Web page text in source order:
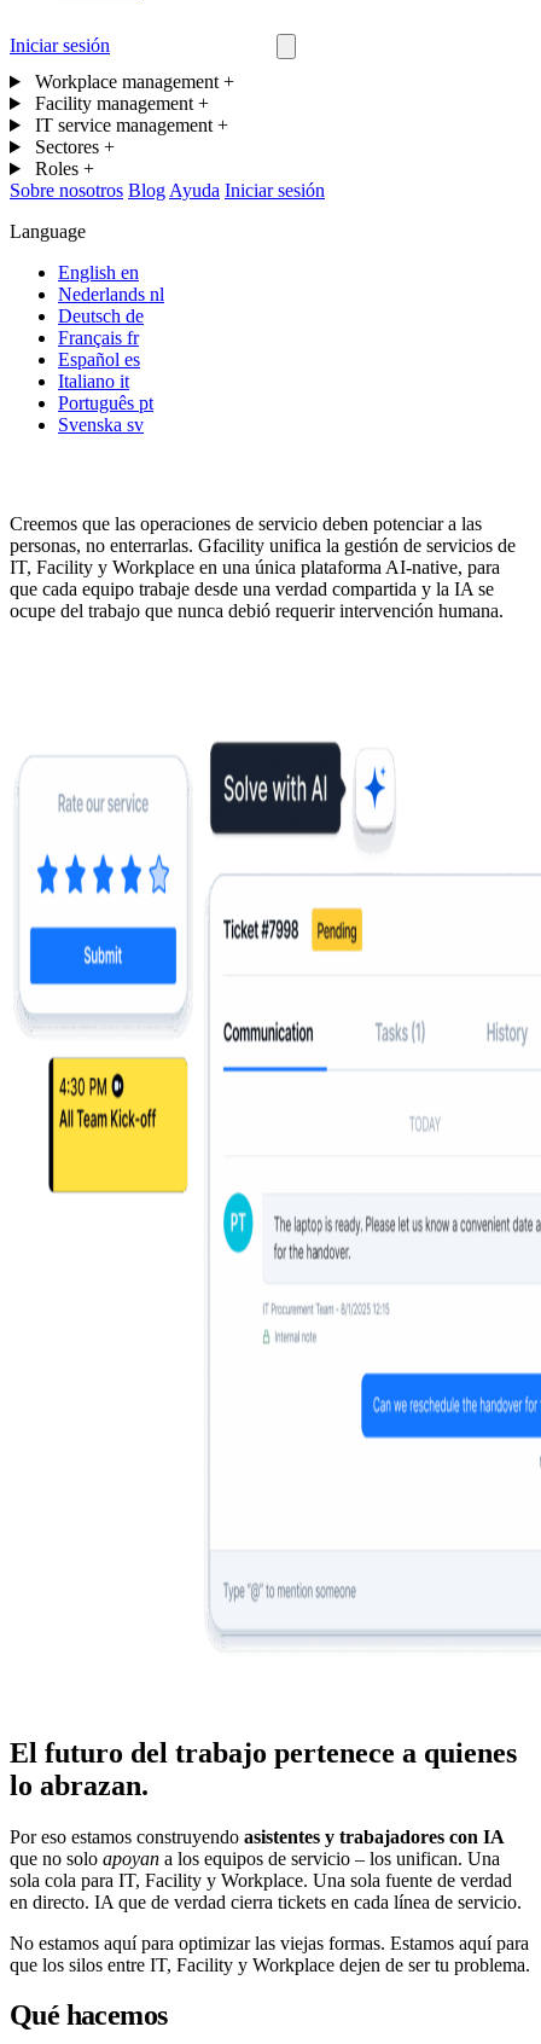
Iniciar sesión
Workplace management +
Facility management +
IT service management +
Sectores +
Roles +
Sobre nosotros Blog Ayuda Iniciar sesión
Language
English en
Nederlands nl
Deutsch de
Français fr
Español es
Italiano it
Português pt
Svenska sv
Creemos que las operaciones de servicio deben potenciar a las
personas, no enterrarlas. Gfacility unifica la gestión de servicios de
IT, Facility y Workplace en una única plataforma AI-native, para
que cada equipo trabaje desde una verdad compartida y la IA se
ocupe del trabajo que nunca debió requerir intervención humana.
El futuro del trabajo pertenece a quienes
lo abrazan.
Por eso estamos construyendo asistentes y trabajadores con IA
que no solo apoyan a los equipos de servicio – los unifican. Una
sola cola para IT, Facility y Workplace. Una sola fuente de verdad
en directo. IA que de verdad cierra tickets en cada línea de servicio.
No estamos aquí para optimizar las viejas formas. Estamos aquí para
que los silos entre IT, Facility y Workplace dejen de ser tu problema.
Qué hacemos